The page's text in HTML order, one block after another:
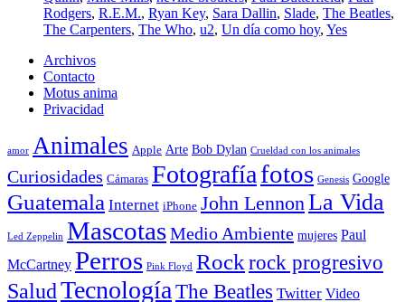
Rodgers, R.E.M., Ryan Key, Sara Dallin, Slade, The Beatles,
The Carpenters, The Who, u2, Un día como hoy, Yes
Archivos
Contacto
Motus anima
Privacidad
amor Animales Apple Arte Bob Dylan Crueldad con los animales
Curiosidades Cámaras Fotografíafotos Genesis Google
Guatemala Internet iPhone John LennonLa Vida
Led Zeppelin MascotasMedio Ambiente mujeres Paul
McCartney Perros Pink Floyd Rock rock progresivo
SaludTecnologíaThe Beatles Twitter Video